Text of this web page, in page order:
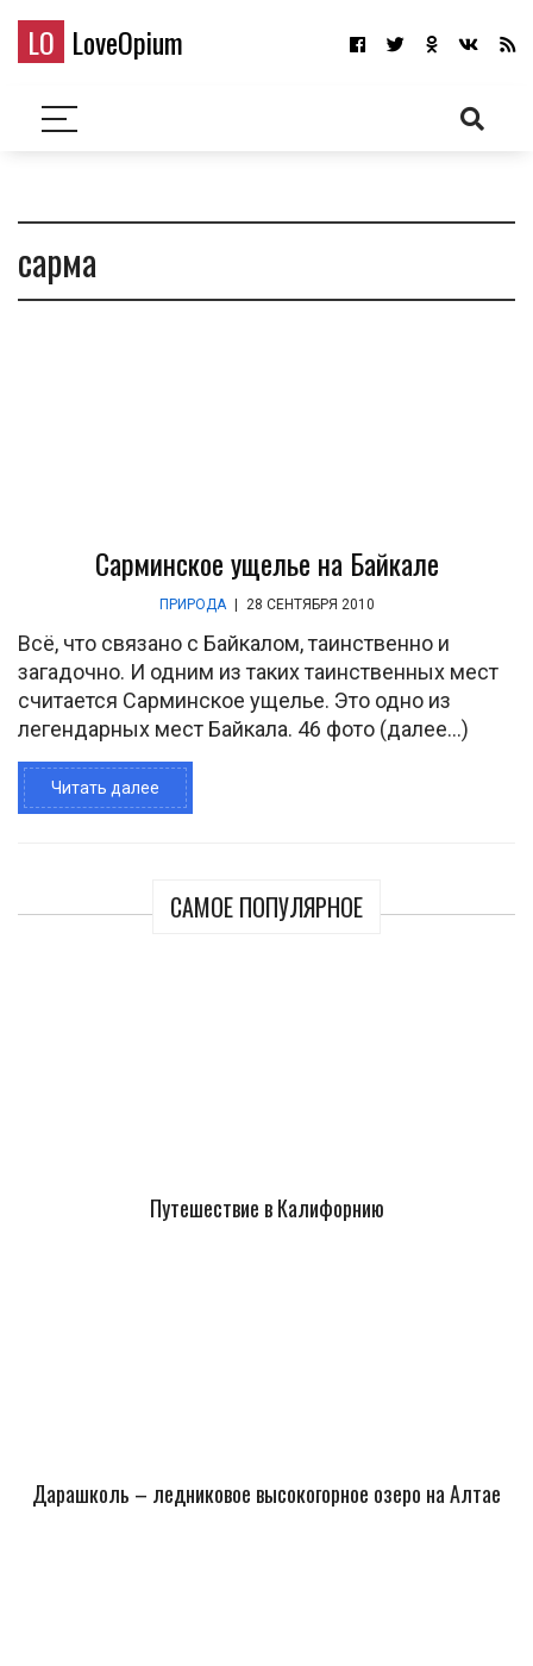
LO LoveOpium
сарма
Сарминское ущелье на Байкале
ПРИРОДА 28 СЕНТЯБРЯ 2010
Всё, что связано с Байкалом, таинственно и
загадочно. И одним из таких таинственных мест
считается Сарминское ущелье. Это одно из
легендарных мест Байкала. 46 фото (далее…)
Читать далее
САМОЕ ПОПУЛЯРНОЕ
Путешествие в Калифорнию
Дарашколь – ледниковое высокогорное озеро на Алтае